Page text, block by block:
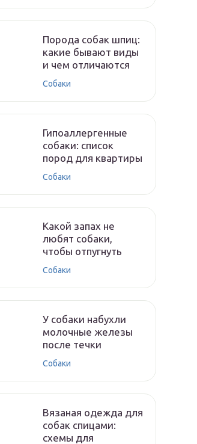
Порода собак шпиц:
какие бывают виды
и чем отличаются
Собаки
Гипоаллергенные
собаки: список
пород для квартиры
Собаки
Какой запах не
любят собаки,
чтобы отпугнуть
Собаки
У собаки набухли
молочные железы
после течки
Собаки
Вязаная одежда для
собак спицами:
схемы для